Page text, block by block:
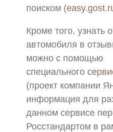
поиском (
Кроме того, узнать
автомобиля в
можно с помощью
специального
(проект компании
информация для
данном сервисе
Росстандартом в